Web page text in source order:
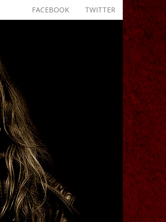
TWITTER
FACEBOOK